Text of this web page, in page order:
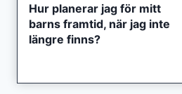
Hur planerar jag för mitt
barns framtid, när jag inte
längre finns?